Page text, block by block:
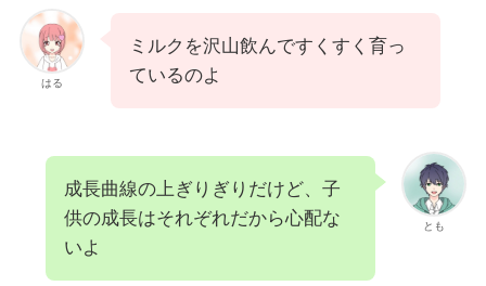
はる
ミルクを沢山飲んですくすく育っ
ているのよ
とも
成長曲線の上ぎりぎりだけど、子
供の成長はそれぞれだから心配な
いよ